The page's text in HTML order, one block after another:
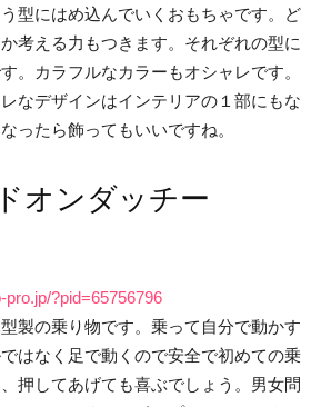
型にはめ込んでいくおもちゃです。ど
考える力もつきます。それぞれの型に
。カラフルなカラーもオシャレです。
なデザインはインテリアの１部にもな
ったら飾ってもいいですね。
オンダッチー
pro.jp/?pid=65756796
製の乗り物です。乗って自分で動かす
はなく足で動くので安全で初めての乗
押してあげても喜ぶでしょう。男女問